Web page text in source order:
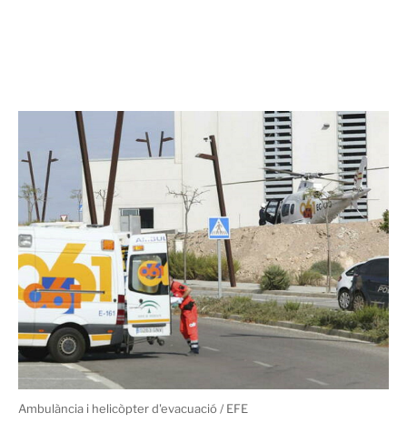
Ambulància i helicòpter d'evacuació / EFE